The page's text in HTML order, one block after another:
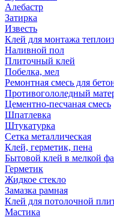
Алебастр
Затирка
Известь
Клей для монтажа
Наливной пол
Плиточный клей
Побелка, мел
Ремонтная смесь для
Противогололедный
Цементно-песчаная смесь
Шпатлевка
Штукатурка
Сетка металлическая
Клей, герметик, пена
Бытовой клей в мелкой
Герметик
Жидкое стекло
Замазка рамная
Клей для потолочной
Мастика